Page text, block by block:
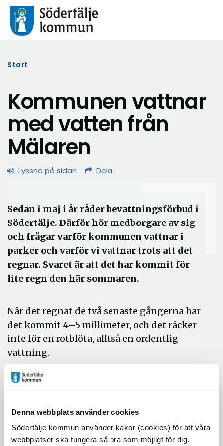
Denna webbplats använder cookies
Södertälje kommun använder kakor (cookies) för att våra
webbplatser ska fungera så bra som möjligt för dig.
Start
Kommunen vattnar
med vatten från
Mälaren
Lyssna på sidan Dela
Sedan i maj i år råder bevattningsförbud i
Södertälje. Därför hör medborgare av sig
och frågar varför kommunen vattnar i
parker och varför vi vattnar trots att det
regnar. Svaret är att det har kommit för
lite regn den här sommaren.
När det regnat de två senaste gångerna har
det kommit 4–5 millimeter, och det räcker
inte för en rotblöta, alltså en ordentlig
vattning.
- En grov skattning är att det krävs minst
25 millimeter för att få en genomfuktning
Ronny Svensson, gruppchef på kommunens
utemiljöenhet.